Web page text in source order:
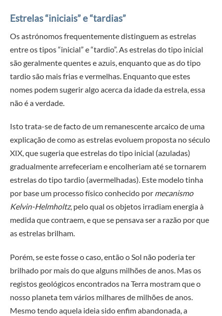
Estrelas “iniciais” e “tardias”
Os astrónomos frequentemente distinguem as estrelas
entre os tipos “inicial” e “tardio”. As estrelas do tipo inicial
são geralmente quentes e azuis, enquanto que as do tipo
tardio são mais frias e vermelhas. Enquanto que estes
nomes podem sugerir algo acerca da idade da estrela, essa
não é a verdade.
Isto trata-se de facto de um remanescente arcaico de uma
explicação de como as estrelas evoluem proposta no século
XIX, que sugeria que estrelas do tipo inicial (azuladas)
gradualmente arrefeceriam e encolheriam até se tornarem
estrelas do tipo tardio (avermelhadas). Este modelo tinha
por base um processo físico conhecido por mecanismo
Kelvin-Helmholtz, pelo qual os objetos irradiam energia à
medida que contraem, e que se pensava ser a razão por que
as estrelas brilham.
Porém, se este fosse o caso, então o Sol não poderia ter
brilhado por mais do que alguns milhões de anos. Mas os
registos geológicos encontrados na Terra mostram que o
nosso planeta tem vários milhares de milhões de anos.
Mesmo tendo aquela ideia sido enfim abandonada, a